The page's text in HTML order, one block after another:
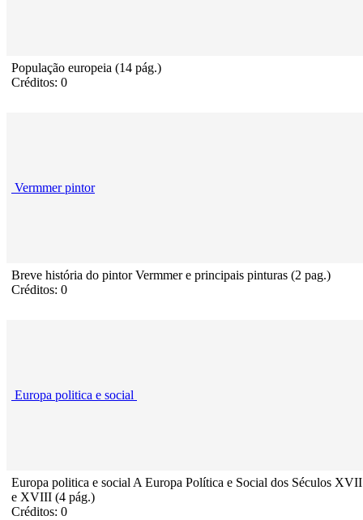
População europeia (14 pág.)
Créditos: 0
Vermmer pintor
Breve história do pintor Vermmer e principais pinturas (2 pag.)
Créditos: 0
Europa politica e social
Europa politica e social A Europa Política e Social dos Séculos XVII
e XVIII (4 pág.)
Créditos: 0